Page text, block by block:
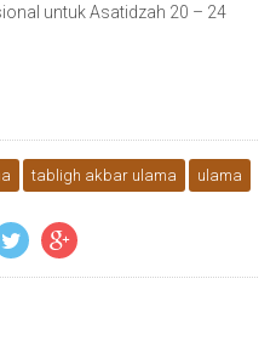
untuk Asatidzah 20 – 24
tabligh akbar ulama ulama